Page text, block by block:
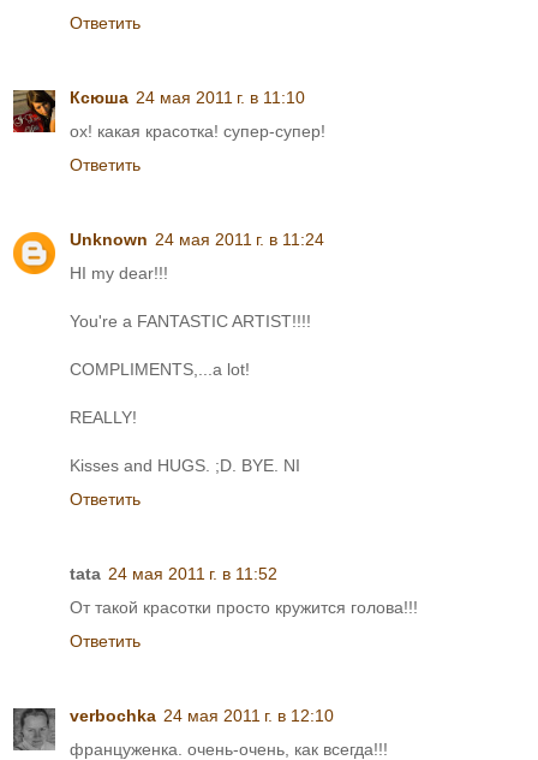
Ответить
Ксюша 24 мая 2011 г. в 11:10
ох! какая красотка! супер-супер!
Ответить
Unknown 24 мая 2011 г. в 11:24
HI my dear!!!
You're a FANTASTIC ARTIST!!!!
COMPLIMENTS,...a lot!
REALLY!
Kisses and HUGS. ;D. BYE. NI
Ответить
tata 24 мая 2011 г. в 11:52
От такой красотки просто кружится голова!!!
Ответить
verbochka 24 мая 2011 г. в 12:10
француженка. очень-очень, как всегда!!!